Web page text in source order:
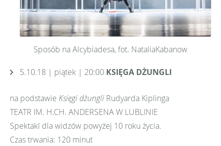
Sposób na Alcybiadesa, fot. NataliaKabanow
5.10.18 | piątek | 20:00 KSIĘGA DŻUNGLI
na podstawie Księgi dżungli Rudyarda Kiplinga
TEATR IM. H.CH. ANDERSENA W LUBLINIE
Spektakl dla widzów powyżej 10 roku życia.
Czas trwania: 120 minut